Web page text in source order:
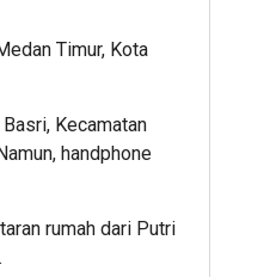
Timur, Kota
Kecamatan
handphone
rumah dari Putri